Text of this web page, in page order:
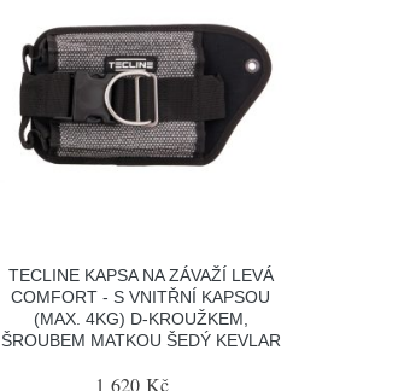
TECLINE KAPSA NA ZÁVAŽÍ LEVÁ
COMFORT - S VNITŘNÍ KAPSOU
(MAX. 4KG) D-KROUŽKEM,
ŠROUBEM MATKOU ŠEDÝ KEVLAR
1 620 Kč